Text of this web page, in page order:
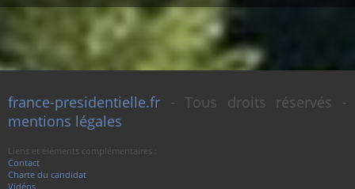
france-presidentielle.fr - Tous droits réservés -
mentions légales
Liens et éléments complémentaires :
Contact
Charte du candidat
Vidéos